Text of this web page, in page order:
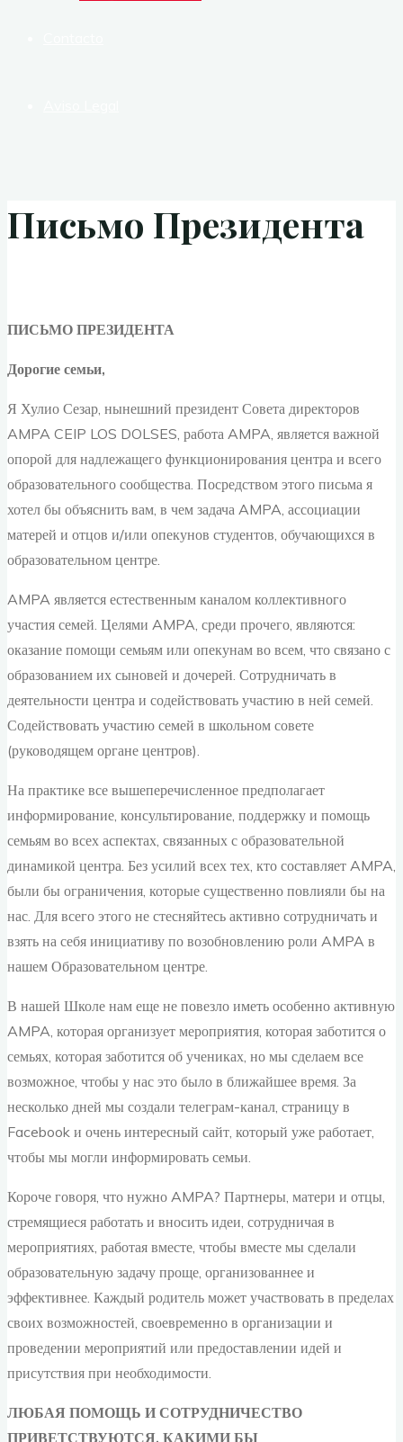
Письмо Президента
ПИСЬМО ПРЕЗИДЕНТА
Дорогие семьи,
Я Хулио Сезар, нынешний президент Совета директоров
AMPA CEIP LOS DOLSES, работа AMPA, является важной
опорой для надлежащего функционирования центра и всего
образовательного сообщества. Посредством этого письма я
хотел бы объяснить вам, в чем задача AMPA, ассоциации
матерей и отцов и/или опекунов студентов, обучающихся в
образовательном центре.
AMPA является естественным каналом коллективного
участия семей. Целями AMPA, среди прочего, являются:
оказание помощи семьям или опекунам во всем, что связано с
образованием их сыновей и дочерей. Сотрудничать в
деятельности центра и содействовать участию в ней семей.
Содействовать участию семей в школьном совете
(руководящем органе центров).
На практике все вышеперечисленное предполагает
информирование, консультирование, поддержку и помощь
семьям во всех аспектах, связанных с образовательной
динамикой центра. Без усилий всех тех, кто составляет AMPA,
были бы ограничения, которые существенно повлияли бы на
нас. Для всего этого не стесняйтесь активно сотрудничать и
взять на себя инициативу по возобновлению роли AMPA в
нашем Образовательном центре.
В нашей Школе нам еще не повезло иметь особенно активную
AMPA, которая организует мероприятия, которая заботится о
семьях, которая заботится об учениках, но мы сделаем все
возможное, чтобы у нас это было в ближайшее время. За
несколько дней мы создали телеграм-канал, страницу в
Facebook и очень интересный сайт, который уже работает,
чтобы мы могли информировать семьи.
Короче говоря, что нужно AMPA? Партнеры, матери и отцы,
стремящиеся работать и вносить идеи, сотрудничая в
мероприятиях, работая вместе, чтобы вместе мы сделали
образовательную задачу проще, организованнее и
эффективнее. Каждый родитель может участвовать в пределах
своих возможностей, своевременно в организации и
проведении мероприятий или предоставлении идей и
присутствия при необходимости.
ЛЮБАЯ ПОМОЩЬ И СОТРУДНИЧЕСТВО
ПРИВЕТСТВУЮТСЯ, КАКИМИ БЫ